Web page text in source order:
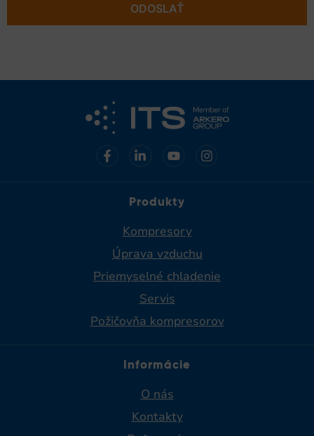
ODOSLAŤ
Produkty
Kompresory
Úprava vzduchu
Priemyselné chladenie​
Servis
Požičovňa kompresorov
Informácie
O nás
Kontakty